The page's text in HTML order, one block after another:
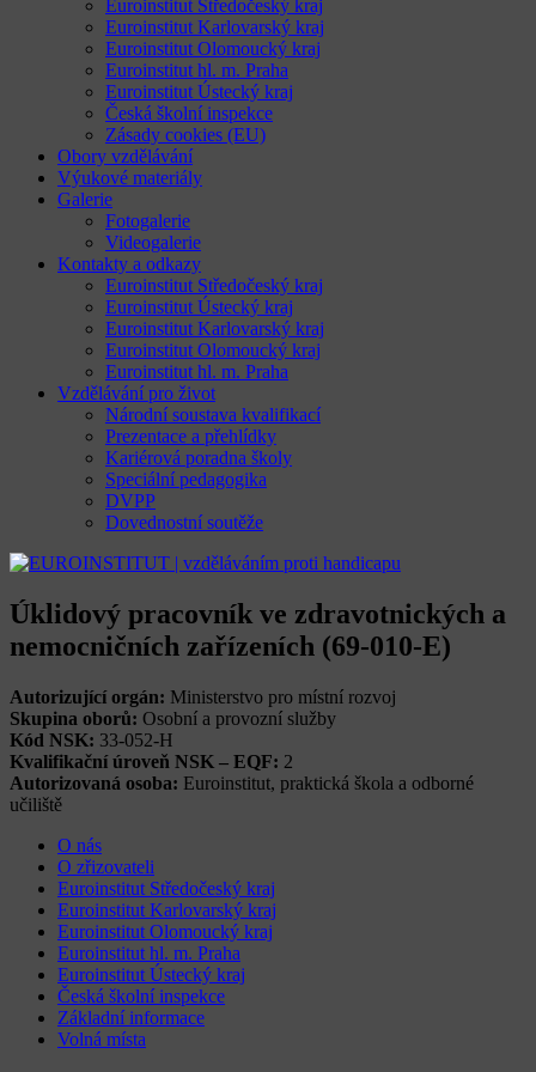
Euroinstitut Středočeský kraj
Euroinstitut Karlovarský kraj
Euroinstitut Olomoucký kraj
Euroinstitut hl. m. Praha
Euroinstitut Ústecký kraj
Česká školní inspekce
Zásady cookies (EU)
Obory vzdělávání
Výukové materiály
Galerie
Fotogalerie
Videogalerie
Kontakty a odkazy
Euroinstitut Středočeský kraj
Euroinstitut Ústecký kraj
Euroinstitut Karlovarský kraj
Euroinstitut Olomoucký kraj
Euroinstitut hl. m. Praha
Vzdělávání pro život
Národní soustava kvalifikací
Prezentace a přehlídky
Kariérová poradna školy
Speciální pedagogika
DVPP
Dovednostní soutěže
Úklidový pracovník ve zdravotnických a
nemocničních zařízeních (69-010-E)
Autorizující orgán: Ministerstvo pro místní rozvoj
Skupina oborů: Osobní a provozní služby
Kód NSK: 33-052-H
Kvalifikační úroveň NSK – EQF: 2
Autorizovaná osoba: Euroinstitut, praktická škola a odborné
učiliště
O nás
O zřizovateli
Euroinstitut Středočeský kraj
Euroinstitut Karlovarský kraj
Euroinstitut Olomoucký kraj
Euroinstitut hl. m. Praha
Euroinstitut Ústecký kraj
Česká školní inspekce
Základní informace
Volná místa